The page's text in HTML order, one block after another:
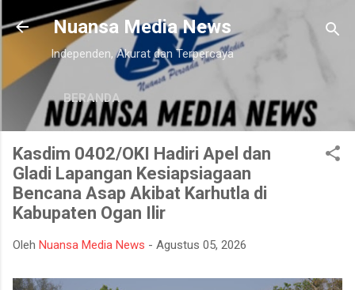
Langsung ke konten utama
Nuansa Media News
Independen, Akurat dan Terpercaya
BERANDA
Kasdim 0402/OKI Hadiri Apel dan
Gladi Lapangan Kesiapsiagaan
Bencana Asap Akibat Karhutla di
Kabupaten Ogan Ilir
Oleh Nuansa Media News - Agustus 05, 2026